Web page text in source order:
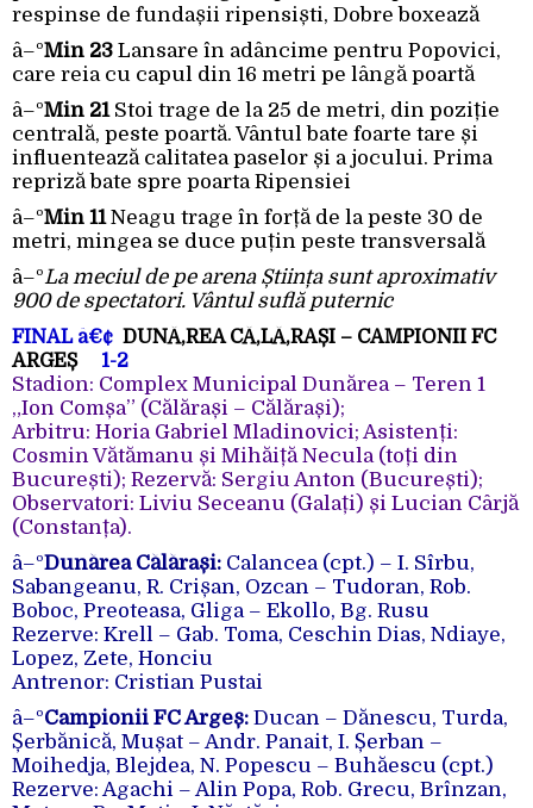
respinse de fundașii ripensiști, Dobre boxează
â–ºMin 23 Lansare în adâncime pentru Popovici,
care reia cu capul din 16 metri pe lângă poartă
â–ºMin 21Stoi trage de la 25 de metri, din poziție
centrală, peste poartă. Vântul bate foarte tare și
influentează calitatea paselor și a jocului. Prima
repriză bate spre poarta Ripensiei
â–ºMin 11Neagu trage în forță de la peste 30 de
metri, mingea se duce puțin peste transversală
â–ºLa meciul de pe arena Știința sunt aproximativ
900 de spectatori. Vântul suflă puternic
FINAL â€¢ DUNĂ‚REA CĂ‚LĂ‚RAȘI – CAMPIONII FC
ARGEȘ
1-2
Stadion: Complex Municipal Dunărea – Teren 1
„Ion Comșa” (Călărași – Călărași);
Arbitru: Horia Gabriel Mladinovici; Asistenți:
Cosmin Vătămanu și Mihăiță Necula (toți din
București); Rezervă: Sergiu Anton (București);
Observatori: Liviu Seceanu (Galați) și Lucian Cârjă
(Constanța).
â–ºDunărea Călărași: Calancea (cpt.) – I. Sîrbu,
Sabangeanu, R. Crișan, Ozcan – Tudoran, Rob.
Boboc, Preoteasa, Gliga – Ekollo, Bg. Rusu
Rezerve: Krell – Gab. Toma, Ceschin Dias, Ndiaye,
Lopez, Zete, Honciu
Antrenor: Cristian Pustai
â–ºCampionii FC Argeș: Ducan – Dănescu, Turda,
Șerbănică, Mușat – Andr. Panait, I. Șerban –
Moihedja, Blejdea, N. Popescu – Buhăescu (cpt.)
Rezerve: Agachi – Alin Popa, Rob. Grecu, Brînzan,